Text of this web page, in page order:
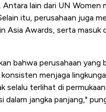
Antara lain dari UN
itu, perusahaan juga
Asia Awards, serta
bahwa perusahaan
menjaga
selalu terlihat di
dalam jangka panjang,"